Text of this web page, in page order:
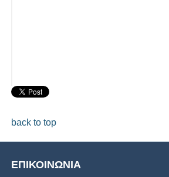
back to top
ΕΠΙΚΟΙΝΩΝΙΑ